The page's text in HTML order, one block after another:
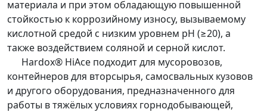
материала и при этом обладающую повышенной
стойкостью к коррозийному износу, вызываемому
кислотной средой с низким уровнем рН (≥20), а
также воздействием соляной и серной кислот.
Hardox® HiAce подходит для мусоровозов,
контейнеров для вторсырья, самосвальных кузовов
и другого оборудования, предназначенного для
работы в тяжёлых условиях горнодобывающей,